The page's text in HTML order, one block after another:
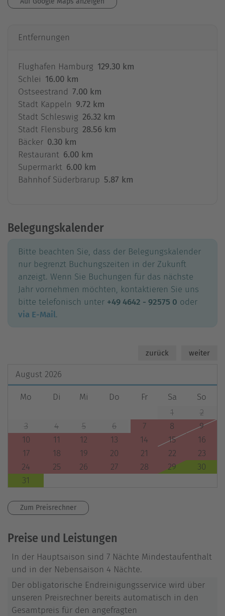
Entfernungen
Flughafen Hamburg 129.30 km
Schlei 16.00 km
Ostseestrand 7.00 km
Stadt Kappeln 9.72 km
Stadt Schleswig 26.32 km
Stadt Flensburg 28.56 km
Bäcker 0.30 km
Restaurant 6.00 km
Supermarkt 6.00 km
Bahnhof Süderbrarup 5.87 km
Belegungskalender
Bitte beachten Sie, dass der Belegungskalender
nur begrenzt Buchungszeiten in der Zukunft
anzeigt. Wenn Sie Buchungen für das nächste
Jahr vornehmen möchten, kontaktieren Sie uns
bitte telefonisch unter +49 4642 - 92575 0 oder
via E-Mail.
weiter
zurück
August 2026
Mo Di Mi Do Fr Sa
So
1
2
3
4 5 6 7 8
9
10
11 12 13 14 15
16
17
18 19 20 21 22
23
24
25 26 27 28 29
30
31
Zum Preisrechner
Preise und Leistungen
In der Hauptsaison sind 7 Nächte Mindestaufenthalt
und in der Nebensaison 4 Nächte.
Der obligatorische Endreinigungsservice wird über
unseren Preisrechner bereits automatisch in den
Gesamtpreis für den angefragten